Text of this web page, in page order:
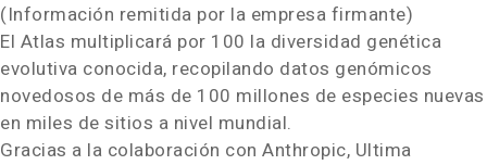
(Información remitida por la empresa firmante)
El Atlas multiplicará por 100 la diversidad genética
evolutiva conocida, recopilando datos genómicos
novedosos de más de 100 millones de especies nuevas
en miles de sitios a nivel mundial.
Gracias a la colaboración con Anthropic, Ultima